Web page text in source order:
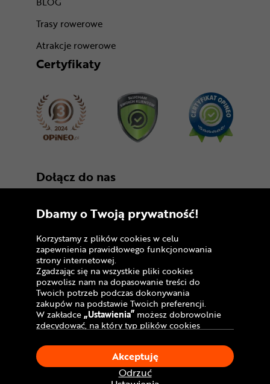
Trasy rowerowe
Atrakcje rowerowe
Certyfikaty
Dołącz do nas
Copyright © 2005 - 2026
Polityka prywatności i zasady korzystania z
serwisu
Informacja o plikach cookies
Mapa witryny
Dbamy o Twoją prywatność!
Korzystamy z plików cookies w celu
zapewnienia prawidłowego funkcjonowania
strony internetowej.
Zgadzając się na wszystkie pliki cookies
pozwolisz nam na dopasowanie treści do
Twoich potrzeb podczas dokonywania
zakupów na podstawie Twoich preferencji.
W zakładce„Ustawienia” możesz dobrowolnie
zdecydować, na który typ plików cookies
Klikając„Akceptuję”, wyrażasz zgodę na
stosowanie ciasteczek zgodnie z ustawieniami
Twojej przeglądarki.
W dowolnym momencie, możesz dokonać
Odrzuć
Akceptuję